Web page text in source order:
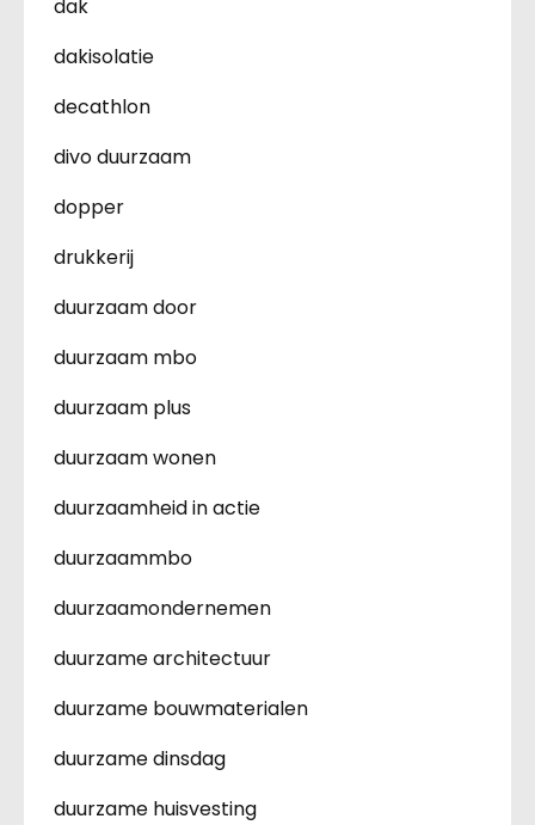
dak
dakisolatie
decathlon
divo duurzaam
dopper
drukkerij
duurzaam door
duurzaam mbo
duurzaam plus
duurzaam wonen
duurzaamheid in actie
duurzaammbo
duurzaamondernemen
duurzame architectuur
duurzame bouwmaterialen
duurzame dinsdag
duurzame huisvesting